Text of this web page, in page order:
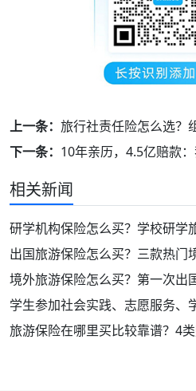
上一条： 旅行社责任险怎么选？组团社、地接
下一条： 10年亲历，4.5亿赔款：我选择做保
相关新闻
研学机构保险怎么买？学校研学
境外旅游保险怎么买？第一次出
学生参加社会实践、志愿服务、
旅游保险在哪里买比较靠谱？4